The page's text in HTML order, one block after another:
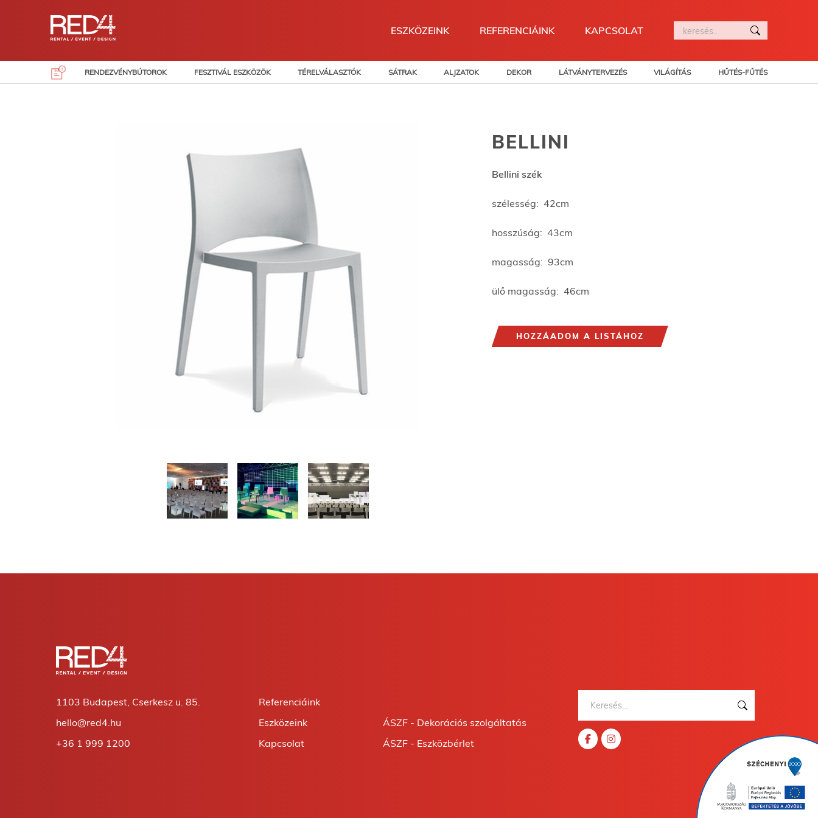
ESZKÖZEINK REFERENCIÁINK KAPCSOLAT
RENDEZVÉNYBÚTOROK FESZTIVÁL ESZKÖZÖK TÉRELVÁLASZTÓK SÁTRAK ALJZATOK DEKOR LÁTVÁNYTERVEZÉS VILÁGÍTÁS HŰTÉS-FŰTÉS
BELLINI
Bellini szék
szélesség: 42cm
hosszúság: 43cm
magasság: 93cm
ülő magasság: 46cm
HOZZÁADOM A LISTÁHOZ
1103 Budapest, Cserkesz u. 85.
hello@red4.hu
+36 1 999 1200
Referenciáink
Eszközeink
Kapcsolat
ÁSZF - Dekorációs szolgáltatás
ÁSZF - Eszközbérlet